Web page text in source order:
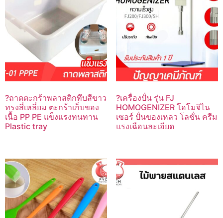
?ถาดตะกร้าพลาสติกทึบสีขาว
ทรงสี่เหลี่ยม ตะกร้าเก็บของ
เนื้อ PP PE แข็งแรงทนทาน
Plastic tray
?เครื่องปั่น รุ่น FJ
HOMOGENIZER โฮโมจิไน
เซอร์ ปั่นของเหลว โลชั่น ครีม
แรงเฉือนละเอียด